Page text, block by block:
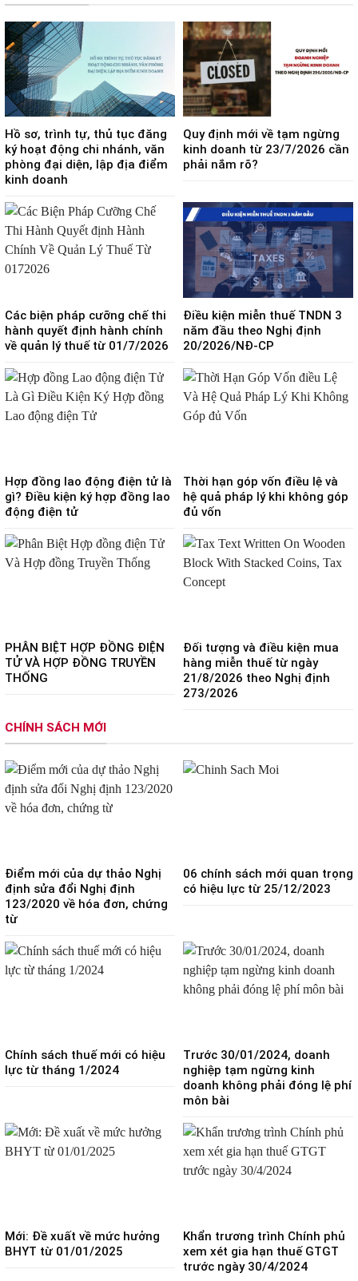
Hồ sơ, trình tự, thủ tục đăng
ký hoạt động chi nhánh, văn
phòng đại diện, lập địa điểm
kinh doanh
Quy định mới về tạm ngừng
kinh doanh từ 23/7/2026 cần
phải nắm rõ?
Các biện pháp cưỡng chế thi
hành quyết định hành chính
về quản lý thuế từ 01/7/2026
Điều kiện miễn thuế TNDN 3
năm đầu theo Nghị định
20/2026/NĐ-CP
Hợp đồng lao động điện tử là
gì? Điều kiện ký hợp đồng lao
động điện tử
Thời hạn góp vốn điều lệ và
hệ quả pháp lý khi không góp
đủ vốn
PHÂN BIỆT HỢP ĐỒNG ĐIỆN
TỬ VÀ HỢP ĐỒNG TRUYỀN
THỐNG
Đối tượng và điều kiện mua
hàng miễn thuế từ ngày
21/8/2026 theo Nghị định
273/2026
CHÍNH SÁCH MỚI
Điểm mới của dự thảo Nghị
định sửa đổi Nghị định
123/2020 về hóa đơn, chứng
từ
06 chính sách mới quan trọng
có hiệu lực từ 25/12/2023
Chính sách thuế mới có hiệu
lực từ tháng 1/2024
Trước 30/01/2024, doanh
nghiệp tạm ngừng kinh
doanh không phải đóng lệ phí
môn bài
Mới: Đề xuất về mức hưởng
BHYT từ 01/01/2025
Khẩn trương trình Chính phủ
xem xét gia hạn thuế GTGT
trước ngày 30/4/2024